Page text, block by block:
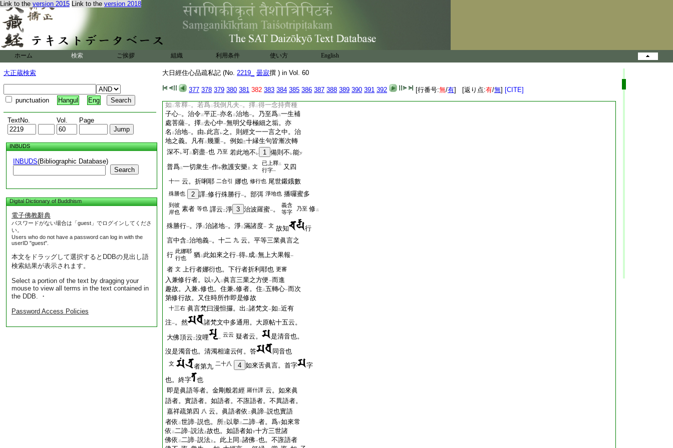
Link to the version 2015 Link to the version 2018
ホーム 検索 ご挨拶 組織 利用条件 使い方 English
大正蔵検索
punctuation Hangul Eng
TextNo. Vol. Page
INBUDS
INBUDS(Bibliographic Database)
Search
Digital Dictionary of Buddhism
電子佛教辭典
パスワードがない場合は「guest」でログインしてくださ
い。
Users who do not have a password can log in with the
userID "guest".
本文をドラッグして選択するとDDBの見出し語
検索結果が表示されます。
Select a portion of the text by dragging your
mouse to view all terms in the text contained in
the DDB. ・
Password Access Policies
大日經住心品疏私記 (No. 2219_ 曇寂撰 ) in Vol. 60
377 378 379 380 381 382 383 384 385 386 387 388 389 390 391 392 [行番号:無/有] [返り点:有/無] [CITE]
甚非義耳
修眞言行品者。上修梵云二 娜耶 。或云 一。
衍那 一。眞言者漫怛攞也下行梵云 二折利
。故第三 十六 釋 修行曼荼羅行
云。此修行
。即是乘義。道義。謂從 一念善根
乃至二成佛 是中間 一一一諸地。所乘之法
所行之道通名 娜耶 曼荼羅中。善知識如
造レ 乘治 レ道及將尊者。衆生乘而行 レ之名レ 修
修行一
如 二常釋一。若爲 二我倒凡夫一。擇二得一念持齊種
子心一。治令二平正一亦名 二治地一。乃至爲二一生補
處菩薩一。擇二去心中一無明父母極細之垢。亦
名 二治地一。由 レ此言レ之。則經文一一言之中。治
地之義。凡有二幾重一。例如三十縁生句皆漸次轉
深不 レ可二窮盡一也 乃至 若此地不 レ 1 備則不 レ能下
普爲二一切衆生一作中救護安樂 上 文
已上釋二
行字一
又四
十一 云。折唎耶 二合引 娜也 修行也 尾世鎩鋨數
殊勝也 2 譯二修行殊勝行一。部弭 淨地也 播囉蜜多
到彼
岸也 素者 等也 譯云 二淨 3 治波羅蜜一。
義含
等字
乃至 修 二
殊勝行一。淨二治諸地一。淨二滿諸度一 文 故知
行
言中含二治地義一。十二 九 云。平等三業眞言之
行 此娜耶
行也
猶二 此如來之行一得レ成二無上大果報一
者 文 上行者娜衍也。下行者折利耶也 更審
入兼修行者。以下 入 二 眞言三業之方便 一而進
趣故。入兼レ修也。住兼レ修者。住 二五轉心一而次
第修行故。又住時所作即是修故
十三右 眞言梵曰漫怛攞。出 二諸梵文一如 二近有
注一。然
諸梵文中多通用。大原帖十五云。
大佛頂云 二沒哩 一
云云 疑者云。
是清音也。
沒是濁音也。清濁相違云何。答
同音也
文 者第九 二十八 4 如來舌眞言。首字
字
也。終字
也
即是眞語等者。金剛般若經 羅什譯 云。如來眞
語者。實語者。如語者。不誑語者。不異語者。
嘉祥疏第四 八 云。眞語者依 二 眞諦一説也實語
者依 二世諦一説也。所三 以擧二二諦一者。爲下如來常
依 二二諦一説法 上故也。如語者如下十方三世諸
佛依 二二諦一説法 上 。此上同 二諸佛一也。不誑語者